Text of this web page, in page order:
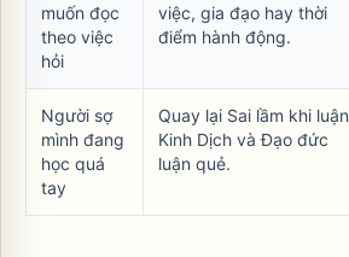
muốn đọc
theo việc
hỏi
việc, gia đạo hay thời
điểm hành động.
Người sợ
mình đang
học quá
tay
Quay lại Sai lầm khi luận
Kinh Dịch vàĐạo đức
luận quẻ.